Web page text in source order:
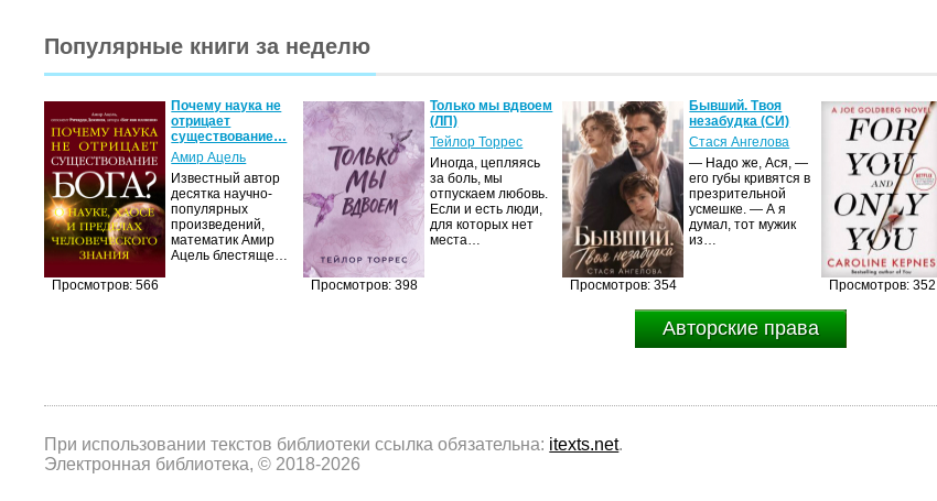
Популярные книги за неделю
Просмотров: 566
Почему наука не
отрицает
существование…
Амир Ацель
Известный автор
десятка научно-
популярных
произведений,
математик Амир
Ацель блестяще…
Просмотров: 398
Только мы вдвоем
(ЛП)
Тейлор Торрес
Иногда, цепляясь
за боль, мы
отпускаем любовь.
Если и есть люди,
для которых нет
места…
Просмотров: 354
Бывший. Твоя
незабудка (СИ)
Стася Ангелова
— Надо же, Ася, —
его губы кривятся в
презрительной
усмешке. — А я
думал, тот мужик
из…
Просмотров: 352
Авторские права
При использовании текстов библиотеки ссылка обязательна: itexts.net.
Электронная библиотека, © 2018-2026